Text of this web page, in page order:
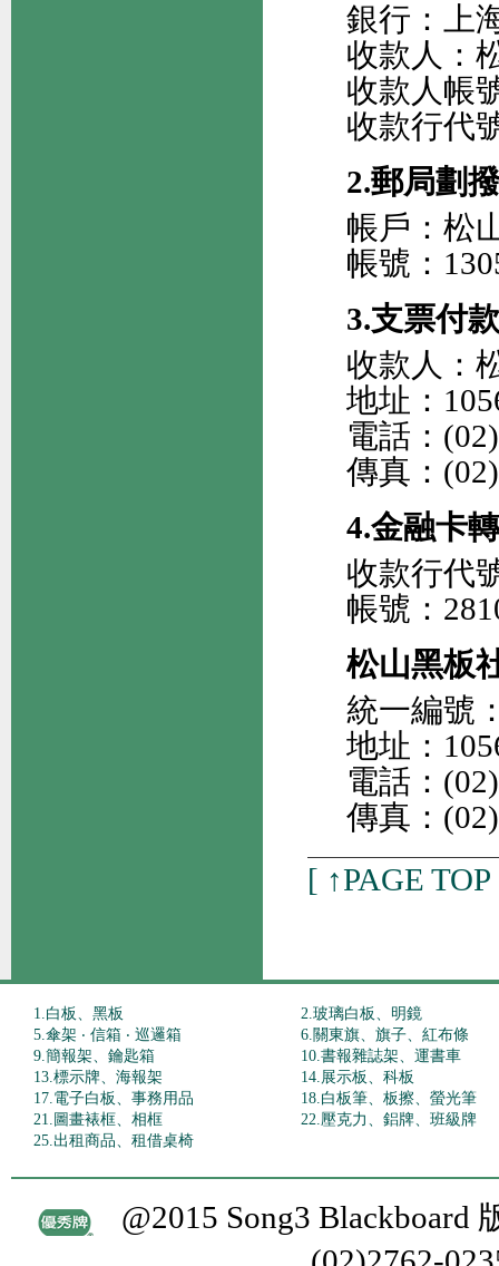
銀行：上
收款人：
收款人帳
收款行代
2.郵局劃撥
帳戶：松
帳號：
3.支票付款
收款人：
地址：
電話：
傳真：
4.金融卡
收款行代
帳號：
松山黑板
統一編號
地址：
電話：
傳真：
[ ↑PAGE TOP
1.白板、黑板
2.玻璃白板、明鏡
5.傘架 ‧ 信箱 ‧ 巡邏箱
6.關東旗、旗子、紅布條
9.簡報架、鑰匙箱
10.書報雜誌架、運書車
13.標示牌、海報架
14.展示板、科板
17.電子白板、事務用品
18.白板筆、板擦、螢光筆
21.圖畫裱框、相框
22.壓克力、鋁牌、班級牌
25.出租商品、租借桌椅
@2015 Song3 Blackboard